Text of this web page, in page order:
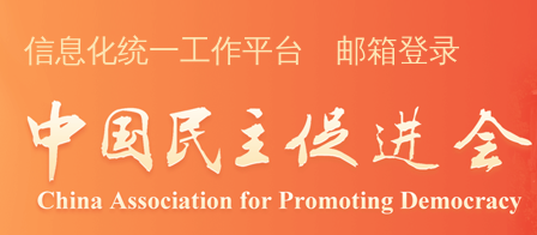
信息化统一工作平台 邮箱登录